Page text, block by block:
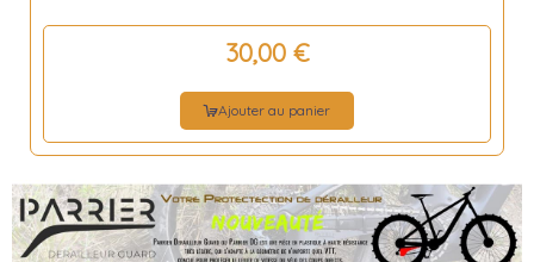
30,00 €
Ajouter au panier